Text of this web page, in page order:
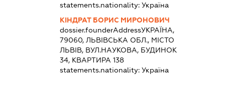
statements.nationality: Україна
КІНДРАТ БОРИС МИРОНОВИЧ
dossier.founderAddressУКРАЇНА,
79060, ЛЬВІВСЬКА ОБЛ., МІСТО
ЛЬВІВ, ВУЛ.НАУКОВА, БУДИНОК
34, КВАРТИРА 138
statements.nationality: Україна